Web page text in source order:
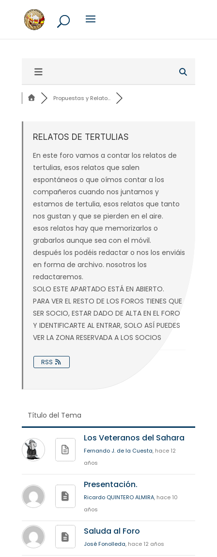
Propuestas y Relato...
RELATOS DE TERTULIAS
En este foro vamos a contar los relatos de
tertulias, esos relatos que salen
espontáneos o que oímos contar a los
compañeros cuando nos juntamos y
estamos de tertulia, esos relatos que tanto
nos gustan y que se pierden en el aire.
esos relatos hay que memorizarlos o
grabarlos aunque sea con el móvil.
después los podéis redactar o nos los enviáis
en forma de archivo. nosotros los
redactaremos.
SOLO ESTE APARTADO ESTÁ EN ABIERTO.
PARA VER EL RESTO DE LOS FOROS TIENES QUE
SER SOCIO, ESTAR DADO DE ALTA EN EL FORO
Y IDENTIFICARTE AL ENTRAR, SOLO ASÍ PUEDES
VER LA ZONA RESERVADA A LOS SOCIOS
RSS
Título del Tema
Los Veteranos del Sahara
Fernando J. de la Cuesta, hace 12
años
Presentación.
Ricardo QUINTERO ALMIRA, hace 10
años
Saluda al Foro
José Fonolleda, hace 12 años